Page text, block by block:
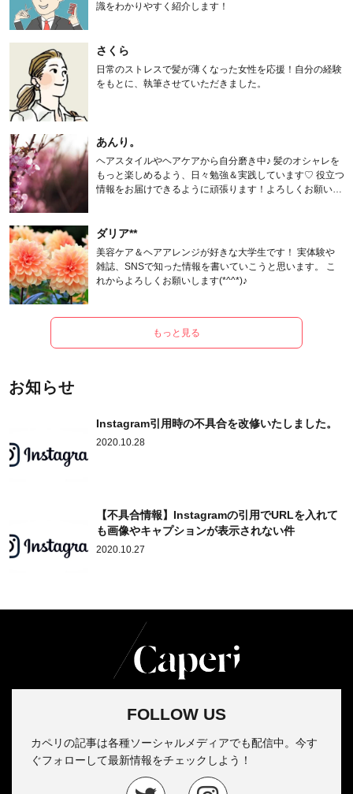
識をわかりやすく紹介します！
さくら
日常のストレスで髪が薄くなった女性を応援！自分の経験
をもとに、執筆させていただきました。
あんり。
ヘアスタイルやヘアケアから自分磨き中♪ 髪のオシャレを
もっと楽しめるよう、日々勉強＆実践しています♡ 役立つ
情報をお届けできるように頑張ります！よろしくお願いし
ダリア**
美容ケア＆ヘアアレンジが好きな大学生です！ 実体験や
雑誌、SNSで知った情報を書いていこうと思います。 こ
れからよろしくお願いします(*^^*)♪
もっと見る
お知らせ
Instagram引用時の不具合を改修いたしました。
2020.10.28
【不具合情報】Instagramの引用でURLを入れて
も画像やキャプションが表示されない件
2020.10.27
FOLLOW US
カペリの記事は各種ソーシャルメディアでも配信中。今す
ぐフォローして最新情報をチェックしよう！